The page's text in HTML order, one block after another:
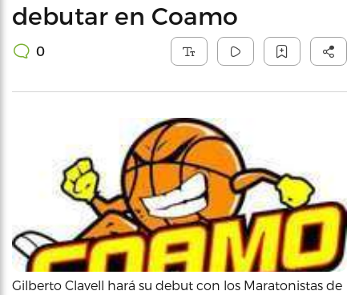
debutar en Coamo
0
Gilberto Clavell hará su debut con los Maratonistas de